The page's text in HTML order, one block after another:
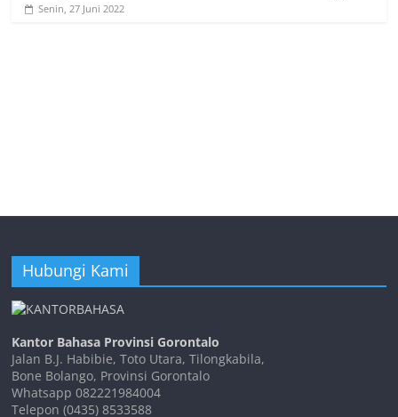
Senin, 27 Juni 2022
Hubungi Kami
Kantor Bahasa Provinsi Gorontalo
Jalan B.J. Habibie, Toto Utara, Tilongkabila,
Bone Bolango, Provinsi Gorontalo
Whatsapp 082221984004
Telepon (0435) 8533588